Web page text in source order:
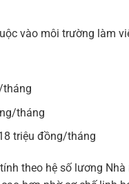
vào môi trường làm
tháng
triệu đồng/tháng
theo hệ số lương